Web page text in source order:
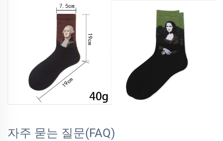
자주 묻는 질문(FAQ)